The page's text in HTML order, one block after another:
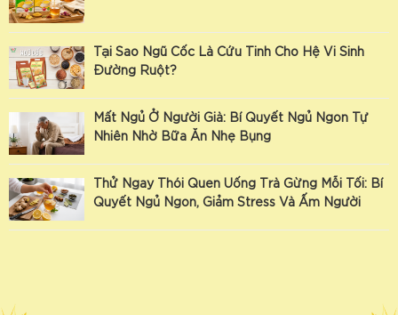
Tại Sao Ngũ Cốc Là Cứu Tinh Cho Hệ Vi Sinh
Đường Ruột?
Mất Ngủ Ở Người Già: Bí Quyết Ngủ Ngon Tự
Nhiên Nhờ Bữa Ăn Nhẹ Bụng
Thử Ngay Thói Quen Uống Trà Gừng Mỗi Tối: Bí
Quyết Ngủ Ngon, Giảm Stress Và Ấm Người